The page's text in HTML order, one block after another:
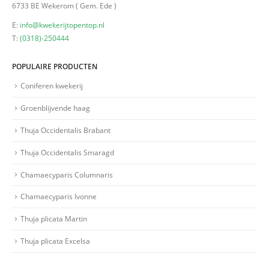
6733 BE Wekerom ( Gem. Ede )
E: info@kwekerijtopentop.nl
T:(0318)-250444
POPULAIRE PRODUCTEN
Coniferen kwekerij
Groenblijvende haag
Thuja Occidentalis Brabant
Thuja Occidentalis Smaragd
Chamaecyparis Columnaris
Chamaecyparis Ivonne
Thuja plicata Martin
Thuja plicata Excelsa